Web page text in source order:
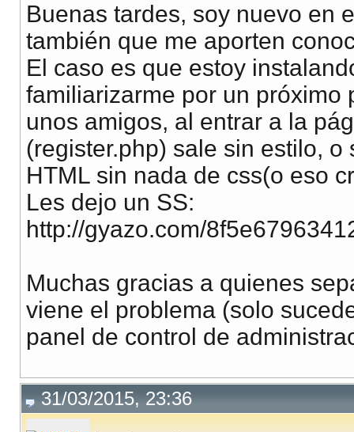
Buenas tardes, soy nuevo en
también que me aporten
El caso es que estoy
familiarizarme por un próximo
unos amigos, al entrar a la
(register.php) sale sin estilo,
HTML sin nada de css(o eso
Les dejo un SS:
http://gyazo.com/
Muchas gracias a quienes
viene el problema (solo
panel de control de
31/03/2015, 23:36